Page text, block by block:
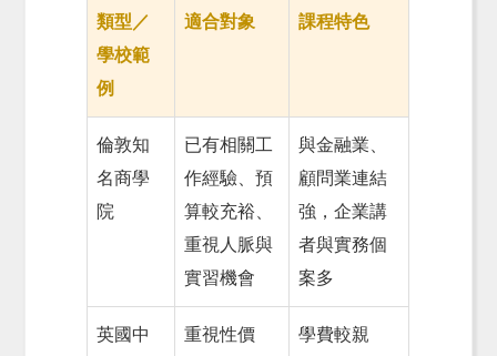
類型／
學校範
例
適合對象 課程特色
倫敦知
名商學
院
已有相關工
作經驗、預
算較充裕、
重視人脈與
實習機會
與金融業、
顧問業連結
強，企業講
者與實務個
案多
英國中
重視性價
學費較親